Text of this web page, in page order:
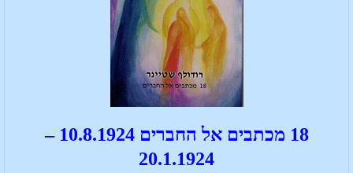
18 מכתבים אל החברים 10.8.1924 –
20.1.1924